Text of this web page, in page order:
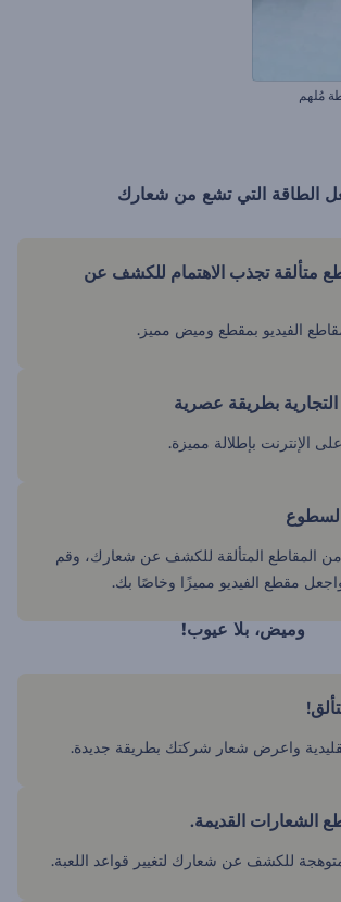
مُلهم
الطاقة التي تشع من شعارك
متألقة تجذب الاهتمام للكشف عن
الفيديو بمقطع وميض مميز.
بطريقة عصرية
الإنترنت بإطلالة مميزة.
من المقاطع المتألقة للكشف عن شعارك، وقم
مقطع الفيديو مميزًا وخاصًا بك.
وميض، بلا عيوب!
واعرض شعار شركتك بطريقة جديدة.
الشعارات القديمة.
للكشف عن شعارك لتغيير قواعد اللعبة.